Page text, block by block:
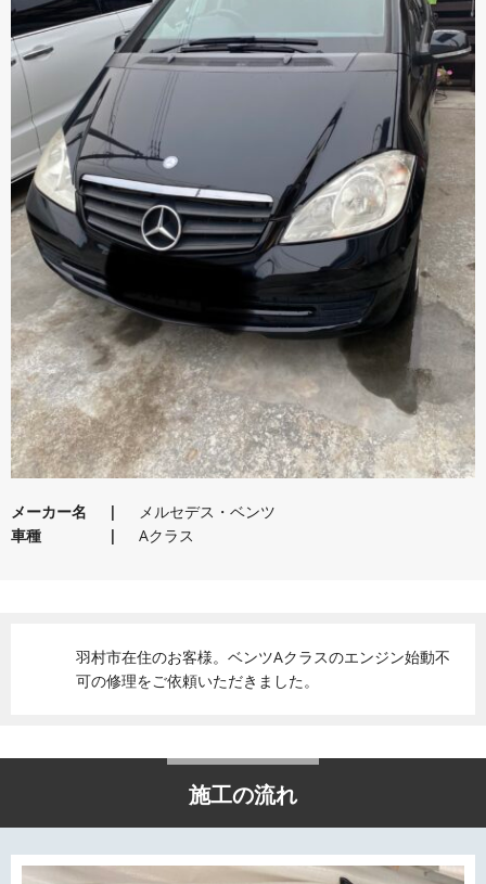
メーカー名
メルセデス・ベンツ
車種
Aクラス
羽村市在住のお客様。ベンツAクラスのエンジン始動不
可の修理をご依頼いただきました。
施工の流れ